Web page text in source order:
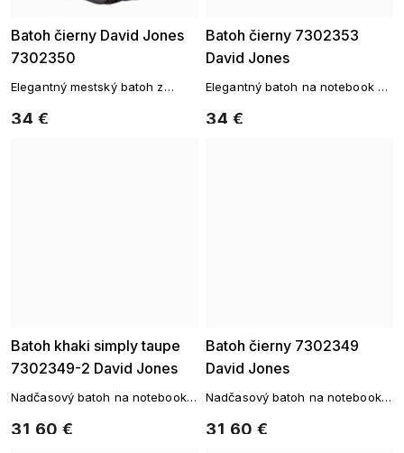
Batoh čierny David Jones
7302350
34 €
Elegantný mestský batoh z
Batoh čierny 7302353
David Jones
34 €
Elegantný batoh na notebook v
Batoh khaki simply taupe
7302349-2 David Jones
31,60 €
Nadčasový batoh na notebook z
Batoh čierny 7302349
David Jones
31,60 €
Nadčasový batoh na notebook z